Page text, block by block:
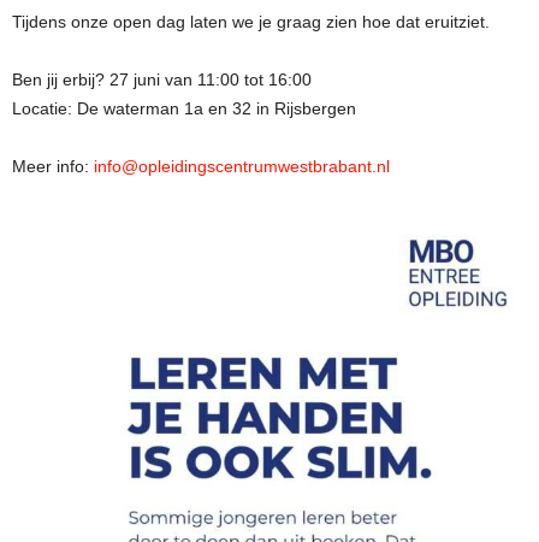
Tijdens onze open dag laten we je graag zien hoe dat eruitziet.
Ben jij erbij? 27 juni van 11:00 tot 16:00
Locatie: De waterman 1a en 32 in Rijsbergen
Meer info: info@opleidingscentrumwestbrabant.nl